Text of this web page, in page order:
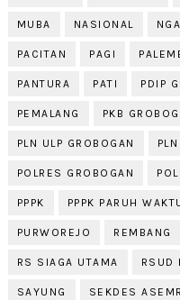
MUBA NASIONAL
PACITAN PAGI
PANTURA PATI PDIP
PEMALANG PKB
PLN ULP GROBOGAN
POLRES GROBOGAN
PPPK PPPK PARUH
PURWOREJO REMBANG
RS SIAGA UTAMA RSUD
SAYUNG SEKDES